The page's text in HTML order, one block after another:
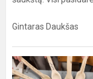
Gintaras Daukšas